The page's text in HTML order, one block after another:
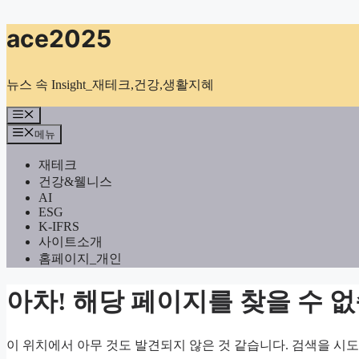
컨
텐
로
너
뛰
기
ace2025
뉴스 속 Insight_재테크,건강,생활지혜
메
뉴
메뉴
재테크
건강&웰니스
AI
ESG
K-IFRS
사이트소개
홈페이지_개인
아차! 해당 페이지를 찾을 수
이 위치에서 아무 것도 발견되지 않은 것 같습니다. 검색을 시